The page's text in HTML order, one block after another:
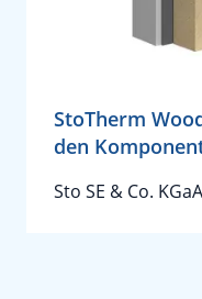
StoTherm
den
Sto SE & Co. KGaA